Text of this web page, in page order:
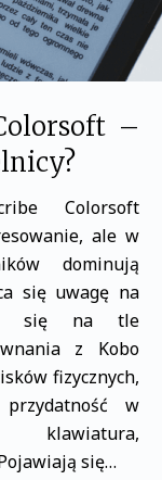
–
Colorsoft
ale w
dominują
się uwagę na
się na tle
z Kobo
fizycznych,
w
się…